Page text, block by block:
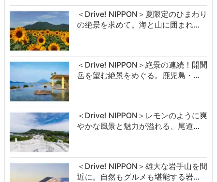
＜Drive! NIPPON＞夏限定のひまわり
の絶景を求めて。海と山に囲まれ…
＜Drive! NIPPON＞絶景の連続！開聞
岳を望む絶景をめぐる。鹿児島・…
＜Drive! NIPPON＞レモンのように爽
やかな風景と魅力が溢れる、尾道…
＜Drive! NIPPON＞雄大な岩手山を間
近に。自然もグルメも堪能する岩…